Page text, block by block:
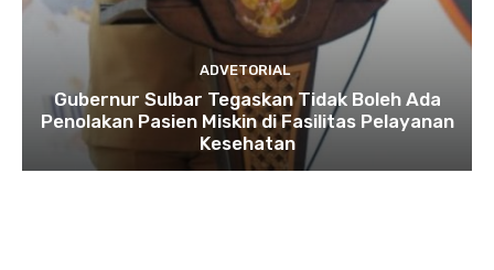
ADVETORIAL
Gubernur Sulbar Tegaskan Tidak Boleh Ada
Penolakan Pasien Miskin di Fasilitas Pelayanan
Kesehatan